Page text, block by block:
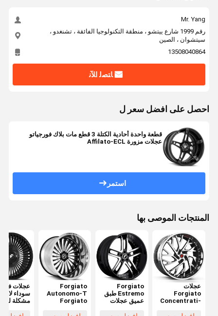
Mr. Yang
رقم 1999 شارع ييتشو ، منطقة التكنولوجيا الفائقة ، تشنغدو ،
سيتشوان ، الصين
13508040864
ﺎﺘﺼﻟ ﺍﻶﻧ
احصل على افضل سعر ل
قطعة واحدة أحادية الكتلة 3 قطع مات بلاك فورجياتو
عجلات مزورة Affilato-ECL
استمر
المنتجات الموصى بها
عجلات
Forgiato
Concentrati-
Forgiato
Estremo طبق
عميق عجلات
Forgiato
Autonomo-T
Forgiato
عجلات
سوداء
مشكلة